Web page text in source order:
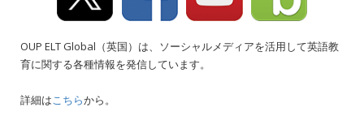
OUP ELT Global（英国）は、ソーシャルメディアを活用して英語教
育に関する各種情報を発信しています。
詳細はこちらから。